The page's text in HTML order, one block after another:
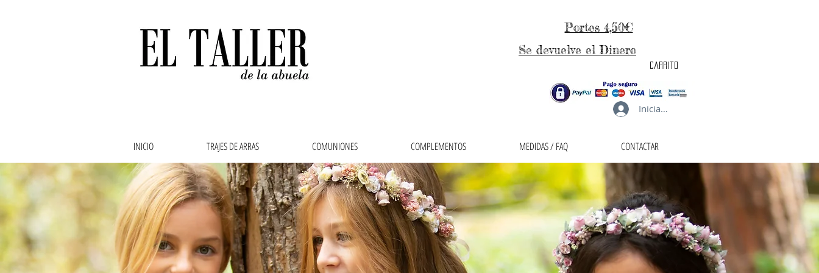
Portes 4,50€
Se devuelve el Dinero
carrito
Iniciar sesión
INICIO TRAJES DE ARRAS COMUNIONES COMPLEMENTOS MEDIDAS / FAQ
CONTACTAR
Ropa de bebe, ropa de niños, trajes de arras y vestidos de comunión en el taller de la
abuela,vestidos de arras, faldas, cubrepañales